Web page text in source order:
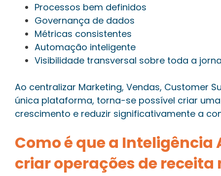
Processos bem definidos
Governança de dados
Métricas consistentes
Automação inteligente
Visibilidade transversal sobre toda a
Ao centralizar Marketing, Vendas, Customer
única plataforma, torna-se possível criar
crescimento e reduzir significativamente a
Como é que a
criar operações de receita